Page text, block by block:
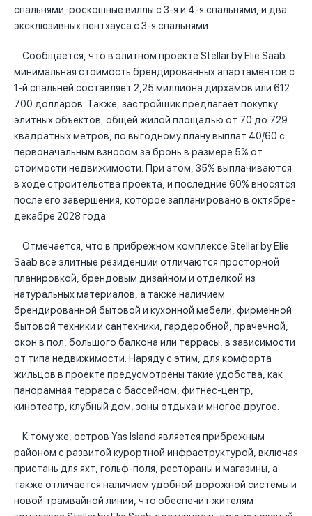
спальнями, роскошные виллы с 3-я и 4-я спальнями, и два
эксклюзивных пентхауса с 3-я спальнями.
Сообщается, что в элитном проекте Stellar by Elie Saab
минимальная стоимость брендированных апартаментов с
1-й спальней составляет 2,25 миллиона дирхамов или 612
700 долларов. Также, застройщик предлагает покупку
элитных объектов, общей жилой площадью от 70 до 729
квадратных метров, по выгодному плану выплат 40/60 с
первоначальным взносом за бронь в размере 5% от
стоимости недвижимости. При этом, 35% выплачиваются
в ходе строительства проекта, и последние 60% вносятся
после его завершения, которое запланировано в октябре-
декабре 2028 года.
Отмечается, что в прибрежном комплексе Stellar by Elie
Saab все элитные резиденции отличаются просторной
планировкой, брендовым дизайном и отделкой из
натуральных материалов, а также наличием
брендированной бытовой и кухонной мебели, фирменной
бытовой техники и сантехники, гардеробной, прачечной,
окон в пол, большого балкона или террасы, в зависимости
от типа недвижимости. Наряду с этим, для комфорта
жильцов в проекте предусмотрены такие удобства, как
панорамная терраса с бассейном, фитнес-центр,
кинотеатр, клубный дом, зоны отдыха и многое другое.
К тому же, остров Yas Island является прибрежным
районом с развитой курортной инфраструктурой, включая
пристань для яхт, гольф-поля, рестораны и магазины, а
также отличается наличием удобной дорожной системы и
новой трамвайной линии, что обеспечит жителям